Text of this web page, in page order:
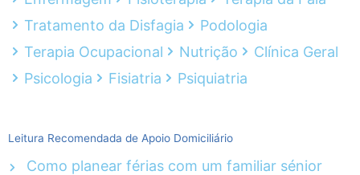
Tratamento da Disfagia
Podologia
Terapia Ocupacional
Nutrição
Clínica Geral
Psicologia
Fisiatria Psiquiatria
Leitura Recomendada de Apoio Domiciliário
Como planear férias com um familiar sénior